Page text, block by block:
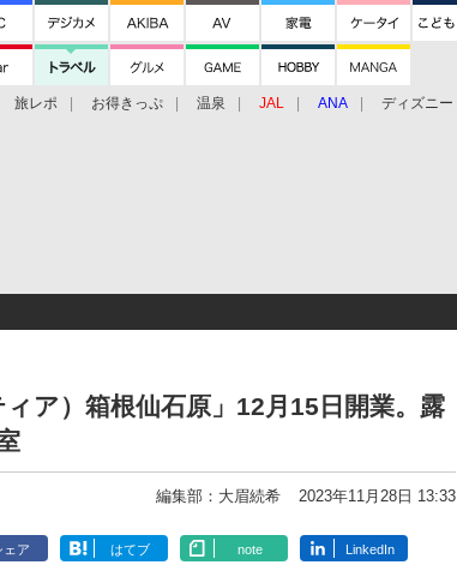
旅レポ お得きっぷ 温泉 JAL ANA ディズニー
ィア）箱根仙石原」12月15日開業。露
編集部：大眉続希 2023年11月28日 13:33
ェア はてブ note LinkedIn